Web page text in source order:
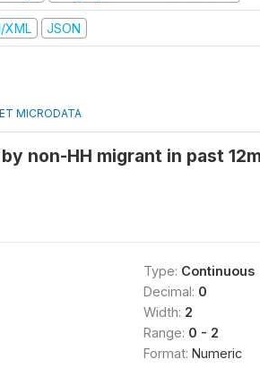
XML JSON
MICRODATA
non-HH migrant in past
Type: Continuous
Decimal: 0
Width: 2
Range: 0 - 2
Format: Numeric